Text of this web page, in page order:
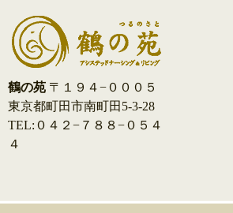
鶴の苑 〒１９４−０００５
東京都町田市南町田5-3-28
TEL:０４２−７８８−０５４
４